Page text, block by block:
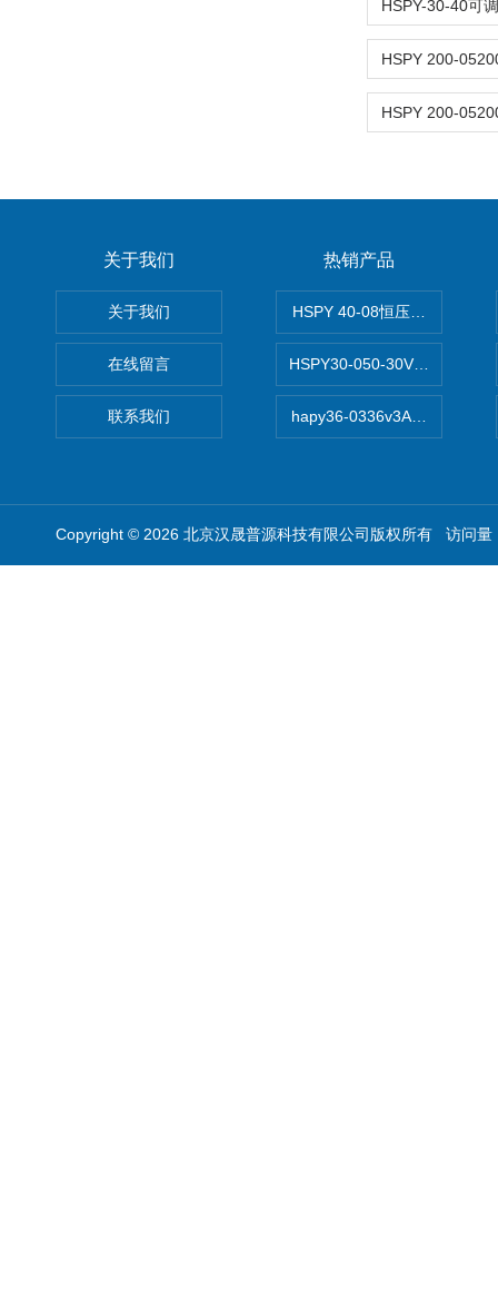
关于我们
关于我们
在线留言
联系我们
热销产品
HSPY 40-08恒压恒流恒功率
HSPY30-050-30V/-05A可调
hapy36-0336v3A高精度小型
Copyright © 2026 北京汉晟普源科技有限公司版权所有 访问量